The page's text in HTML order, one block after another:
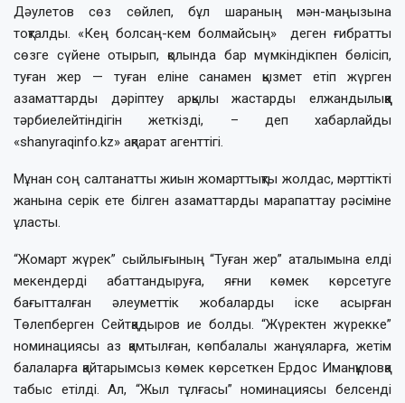
Дәулетов сөз сөйлеп, бұл шараның мән-маңызына
тоқталды. «Кең болсаң-кем болмайсың» деген ғибратты
сөзге сүйене отырып, қолында бар мүмкіндікпен бөлісіп,
туған жер — туған еліне санамен қызмет етіп жүрген
азаматтарды дәріптеу арқылы жастарды елжандылыққа
тәрбиелейтіндігін жеткізді, – деп хабарлайды
«shanyraqinfo.kz» ақпарат агенттігі.
Мұнан соң салтанатты жиын жомарттықты жолдас, мәрттікті
жанына серік ете білген азаматтарды марапаттау рәсіміне
ұласты.
“Жомарт жүрек” сыйлығының “Туған жер” аталымына елді
мекендерді абаттандыруға, яғни көмек көрсетуге
бағытталған әлеуметтік жобаларды іске асырған
Төлепберген Сейтқадыров ие болды. “Жүректен жүрекке”
номинациясы аз қамтылған, көпбалалы жанұяларға, жетім
балаларға қайтарымсыз көмек көрсеткен Ердос Иманқұловқа
табыс етілді. Ал, “Жыл тұлғасы” номинациясы белсенді